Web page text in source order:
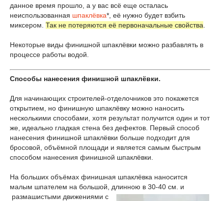
данное время прошло, а у вас всё еще осталась
неиспользованная шпаклёвка*, её нужно будет взбить
миксером. Так не потеряются её первоначальные свойства
Некоторые виды финишной шпаклёвки можно разбавлять в
процессе работы водой.
Способы нанесения финишной шпаклёвки.
Для начинающих строителей-отделочников это покажется
открытием, но финишную шпаклёвку можно наносить
несколькими способами, хотя результат получится один и тот
же, идеально гладкая стена без дефектов. Первый способ
нанесения финишной шпаклёвки больше подходит для
бросовой, объёмной площади и является самым быстрым
способом нанесения финишной шпаклёвки.
На больших объёмах финишная шпаклёвка наносится
малым шпателем на большой, длинною в 30-40 см. и
размашистыми движениями с